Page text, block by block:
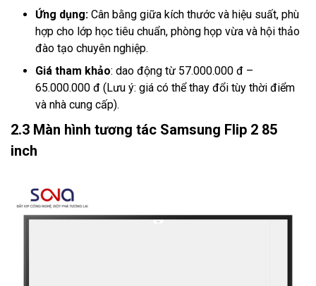
Ứng dụng: Cân bằng giữa kích thước và hiệu suất, phù
hợp cho lớp học tiêu chuẩn, phòng họp vừa và hội thảo
đào tạo chuyên nghiệp.
Giá tham khảo: dao động từ 57.000.000 đ –
65.000.000 đ (Lưu ý: giá có thể thay đổi tùy thời điểm
và nhà cung cấp).
2.3 Màn hình tương tác Samsung Flip 2 85
inch